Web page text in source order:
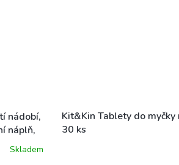
nádobí,
náplň,
Skladem
Kit&Kin Tablety do myčky
30 ks